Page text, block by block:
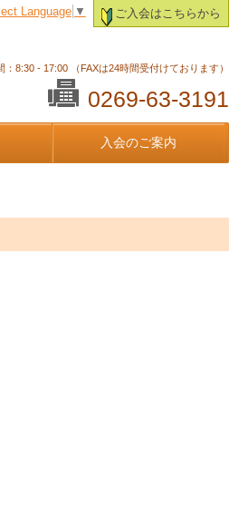
ご入会はこちらから
Language ▼
：8:30 - 17:00 （FAXは24時間受付けております）
0269-63-3191
入会のご案内